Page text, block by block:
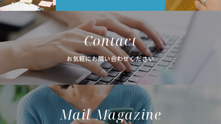
Contact
お気軽にお問い合わせください
Mail Magazine